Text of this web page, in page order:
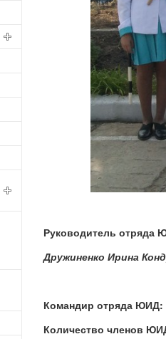
Руководитель отряда
Дружиненко Ирина
Командир отряда ЮИД:
Количество членов